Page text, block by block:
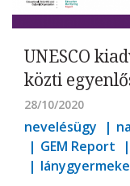
UNESCO
közti
28/10/2020
nevelésügy
GEM Report